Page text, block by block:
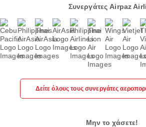
Συνεργάτες Airpaz
Δείτε όλους τους συνεργάτες
Μην το χάσετε!